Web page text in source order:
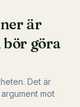
är
bör göra
Det är
mot